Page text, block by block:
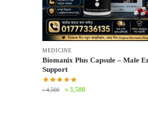
MEDICINE
Biomanix Plus Capsule – Male
Support
৳4,500
Original
৳ 3,500Current